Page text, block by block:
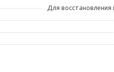
Для восстановления